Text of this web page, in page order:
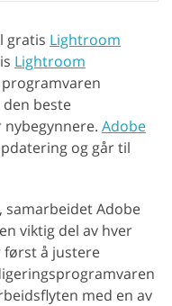
gratis Lightroom
Lightroom
beste
Adobe
og går til
samarbeidet Adobe
viktig del av hver
å justere
med en av